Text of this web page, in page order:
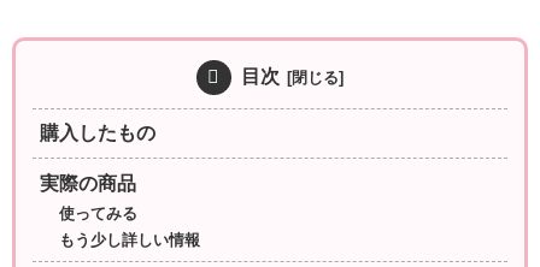
目次
購入したもの
実際の商品
使ってみる
もう少し詳しい情報